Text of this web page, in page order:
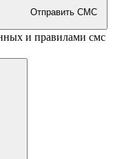
и правилами смс